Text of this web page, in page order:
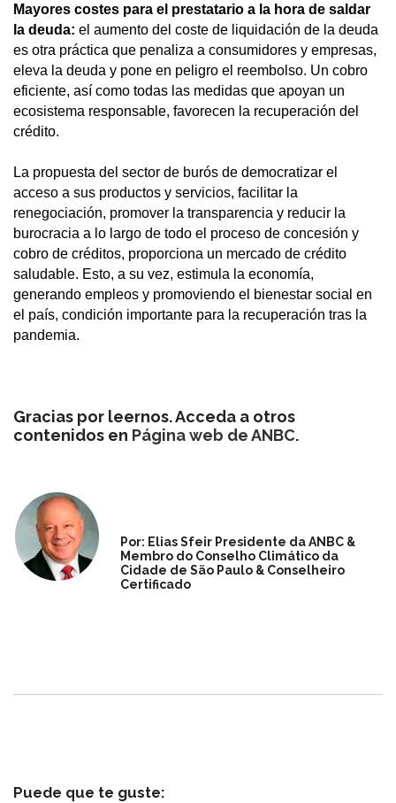
Mayores costes para el prestatario a la hora de saldar
la deuda: el aumento del coste de liquidación de la deuda
es otra práctica que penaliza a consumidores y empresas,
eleva la deuda y pone en peligro el reembolso. Un cobro
eficiente, así como todas las medidas que apoyan un
ecosistema responsable, favorecen la recuperación del
crédito.
La propuesta del sector de burós de democratizar el
acceso a sus productos y servicios, facilitar la
renegociación, promover la transparencia y reducir la
burocracia a lo largo de todo el proceso de concesión y
cobro de créditos, proporciona un mercado de crédito
saludable. Esto, a su vez, estimula la economía,
generando empleos y promoviendo el bienestar social en
el país, condición importante para la recuperación tras la
pandemia.
Gracias por leernos. Acceda a otros
contenidos en Página web de ANBC.
Por: Elias Sfeir Presidente da ANBC &
Membro do Conselho Climático da
Cidade de São Paulo & Conselheiro
Certificado
Puede que te guste: